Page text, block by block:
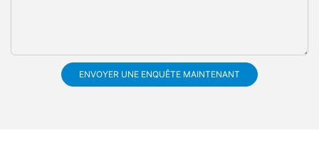
ENVOYER UNE ENQUÊTE MAINTENANT